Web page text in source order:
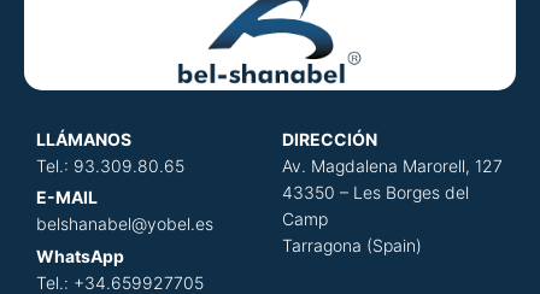
LLÁMANOS
Tel.: 93.309.80.65
E-MAIL
belshanabel@yobel.es
WhatsApp
Tel.: +34.659927705
DIRECCIÓN
Av. Magdalena Marorell, 127
43350 – Les Borges del
Camp
Tarragona (Spain)